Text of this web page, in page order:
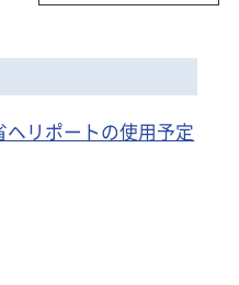
リポートの使用予定